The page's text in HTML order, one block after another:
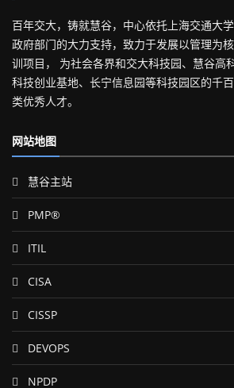
百年交大，铸就慧谷，中心依托上海交通大
政府部门的大力支持，致力于发展以管理为
训项目， 为社会各界和交大科技园、慧谷高
科技创业基地、长宁信息园等科技园区的千
类优秀人才。
网站地图
慧谷主站
PMP®
ITIL
CISA
CISSP
DEVOPS
NPDP